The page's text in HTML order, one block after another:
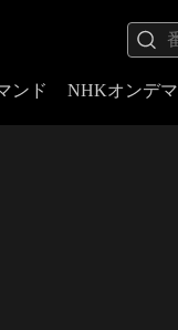
ンド NHKオンデ